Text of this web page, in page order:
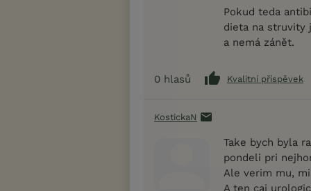
Pokud teda
dieta na struvity
a nemá zánět.
0 hlasů Kvalitní příspěvek
KostickaN
Take bych byla
pondeli pri
Ale verim mu,
A ten caj